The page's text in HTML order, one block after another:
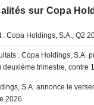
sur Copa
: Copa Holdings, S.A., Q2
: Copa Holdings, S.A.
deuxième trimestre, contre
S.A. annonce le
2026